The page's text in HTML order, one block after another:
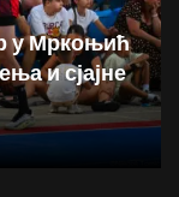
у Мркоњић
и сјајне